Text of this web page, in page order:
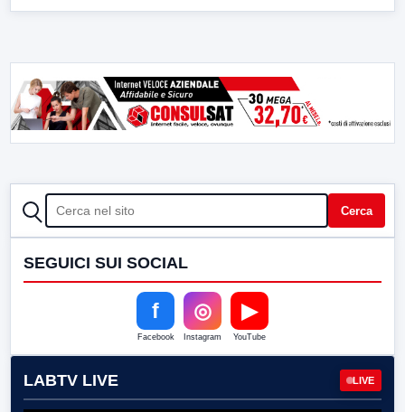
CERCA Cerca
SEGUICI SUI SOCIAL
f
Facebook
◎
Instagram
▶
YouTube
LABTV LIVE LIVE